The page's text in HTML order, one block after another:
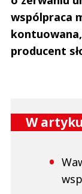
wspólpraca
producent
W